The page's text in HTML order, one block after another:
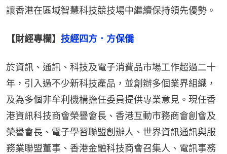
讓香港在區域智慧科技競技場中繼續保持領先優勢。
【財經專欄】 技經四方．方保僑
於資訊、通訊、科技及電子消費品市場工作超過二十
年，引入過不少新科技產品，並創辦多個業界組織，
及為多個非牟利機構擔任委員提供專業意見。現任香
港資訊科技商會榮譽會長、香港互動市務商會創會及
榮譽會長、電子學習聯盟創辦人、世界資訊通訊與服
務業聯盟董事、香港金融科技商會召集人、電訊事務